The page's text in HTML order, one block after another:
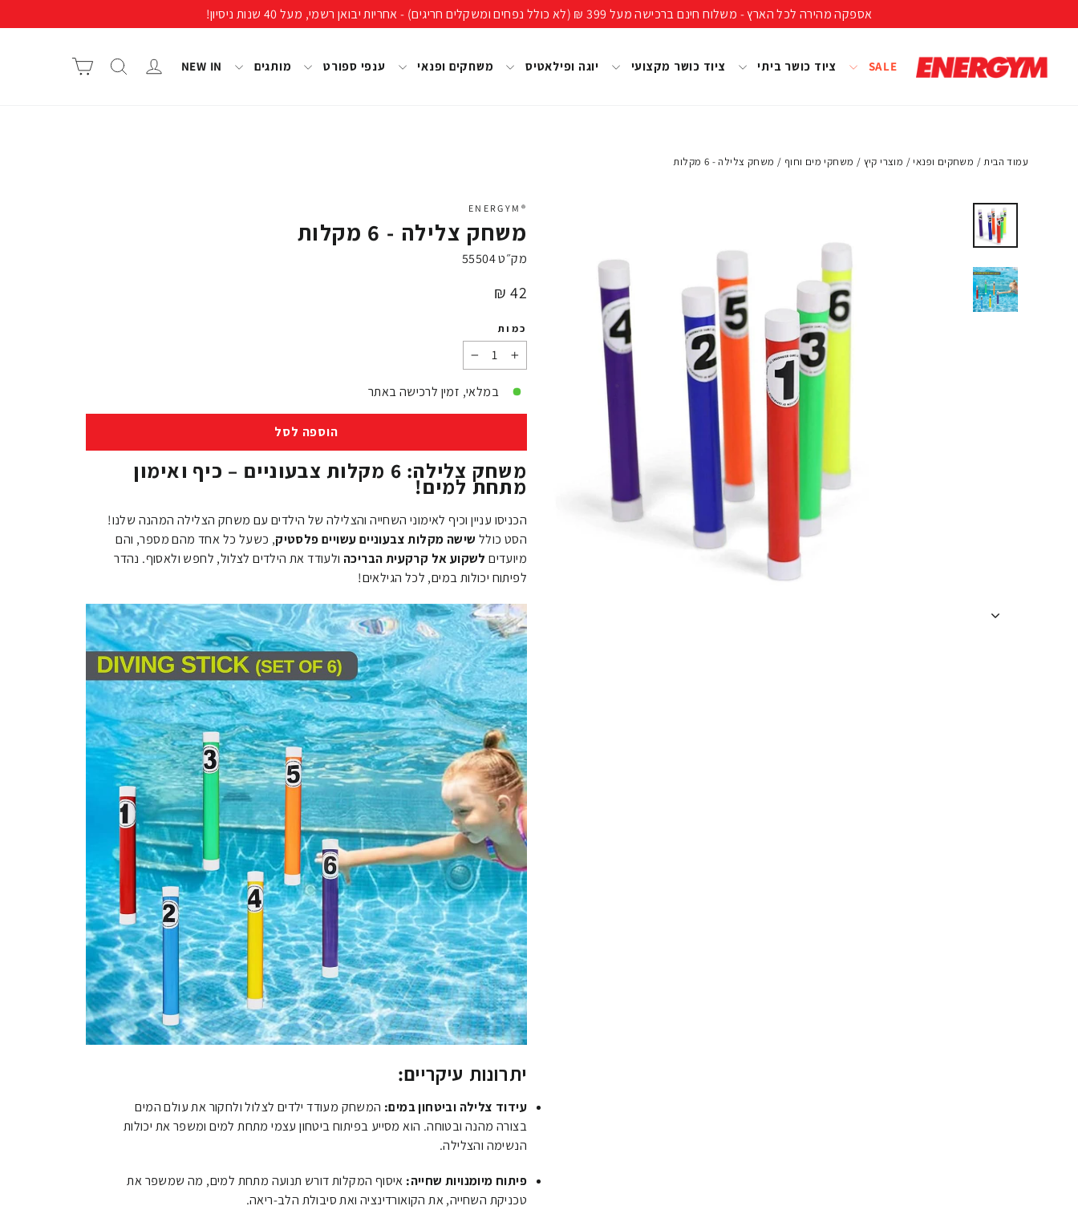
קריאה
אספקה מהירה לכל הארץ - משלוח חינם ברכישה מעל 399 ₪ (לא כולל נפחים ומשקלים חריגים) - אחריות יבואן רשמי, מעל 40 שנות ניסיון!
SALE ציוד כושר ביתי ציוד כושר מקצועי יוגה ופילאטיס משחקים ופנאי ענפי ספורט מותגים NEW IN התחבר/י חיפוש
עמוד הבית / משחקים ופנאי / מוצרי קיץ / משחקי מים וחוף / משחק צלילה - 6 מקלות
®ENERGYM
משחק צלילה - 6 מקלות
מק״ט55504
מחיר
42 ₪
כמות
−
+
במלאי, זמין לרכישה באתר
הוספה לסל
משחק צלילה: 6 מקלות צבעוניים – כיף ואימון
מתחת למים!
הכניסו עניין וכיף לאימוני השחייה והצלילה של הילדים עם משחק הצלילה המהנה שלנו!
הסט כולל שישה מקלות צבעוניים עשויים פלסטיק, כשעל כל אחד מהם מספר, והם
מיועדים לשקוע אל קרקעית הבריכה ולעודד את הילדים לצלול, לחפש ולאסוף. נהדר
לפיתוח יכולות במים, לכל הגילאים!
יתרונות עיקריים:
עידוד צלילה וביטחון במים: המשחק מעודד ילדים לצלול ולחקור את עולם המים
בצורה מהנה ובטוחה. הוא מסייע בפיתוח ביטחון עצמי מתחת למים ומשפר את יכולות
הנשימה והצלילה.
פיתוח מיומנויות שחייה: איסוף המקלות דורש תנועה מתחת למים, מה שמשפר את
טכניקת השחייה, את הקואורדינציה ואת סיבולת הלב-ריאה.